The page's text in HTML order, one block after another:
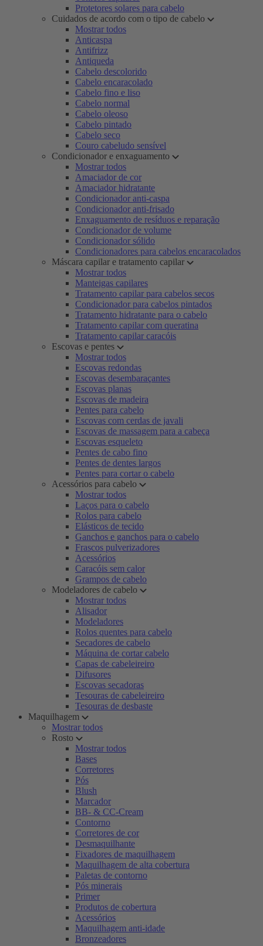
Protetores solares para cabelo
Cuidados de acordo com o tipo de cabelo
Mostrar todos
Anticaspa
Antifrizz
Antiqueda
Cabelo descolorido
Cabelo encaracolado
Cabelo fino e liso
Cabelo normal
Cabelo oleoso
Cabelo pintado
Cabelo seco
Couro cabeludo sensível
Condicionador e enxaguamento
Mostrar todos
Amaciador de cor
Amaciador hidratante
Condicionador anti-caspa
Condicionador anti-frisado
Enxaguamento de resíduos e reparação
Condicionador de volume
Condicionador sólido
Condicionadores para cabelos encaracolados
Máscara capilar e tratamento capilar
Mostrar todos
Manteigas capilares
Tratamento capilar para cabelos secos
Condicionador para cabelos pintados
Tratamento hidratante para o cabelo
Tratamento capilar com queratina
Tratamento capilar caracóis
Escovas e pentes
Mostrar todos
Escovas redondas
Escovas desembaraçantes
Escovas planas
Escovas de madeira
Pentes para cabelo
Escovas com cerdas de javali
Escovas de massagem para a cabeça
Escovas esqueleto
Pentes de cabo fino
Pentes de dentes largos
Pentes para cortar o cabelo
Acessórios para cabelo
Mostrar todos
Laços para o cabelo
Rolos para cabelo
Elásticos de tecido
Ganchos e ganchos para o cabelo
Frascos pulverizadores
Acessórios
Caracóis sem calor
Grampos de cabelo
Modeladores de cabelo
Mostrar todos
Alisador
Modeladores
Rolos quentes para cabelo
Secadores de cabelo
Máquina de cortar cabelo
Capas de cabeleireiro
Difusores
Escovas secadoras
Tesouras de cabeleireiro
Tesouras de desbaste
Maquilhagem
Mostrar todos
Rosto
Mostrar todos
Bases
Corretores
Pós
Blush
Marcador
BB- & CC-Cream
Contorno
Corretores de cor
Desmaquilhante
Fixadores de maquilhagem
Maquilhagem de alta cobertura
Paletas de contorno
Pós minerais
Primer
Produtos de cobertura
Acessórios
Maquilhagem anti-idade
Bronzeadores